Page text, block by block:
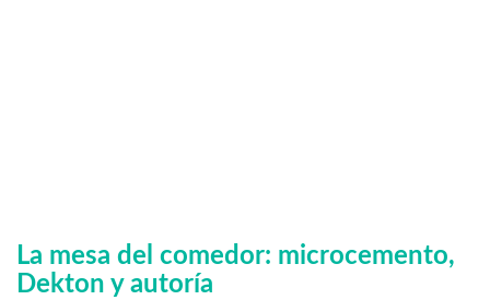
La mesa del comedor: microcemento,
Dekton y autoría